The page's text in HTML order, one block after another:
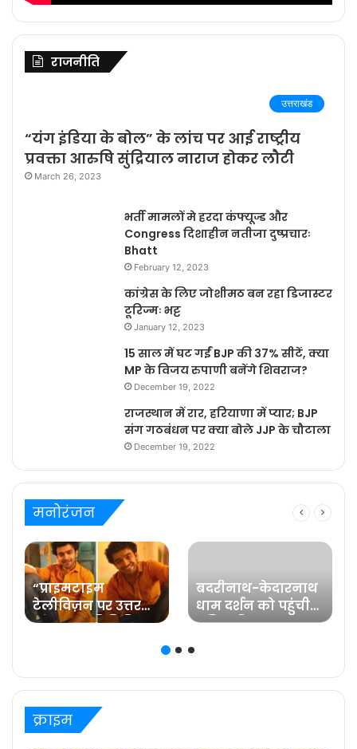
राजनीति
उत्तराखंड
“यंग इंडिया के बोल” के लांच पर आई राष्ट्रीय
प्रवक्ता आरुषि सुंद्रियाल नाराज होकर लौटी
March 26, 2023
भर्ती मामलों मे हरदा कंफ्यूज्ड और
Congress दिशाहीन नतीजा दुष्प्रचारः
Bhatt
February 12, 2023
कांग्रेस के लिए जोशीमठ बन रहा डिजास्टर
टूरिज्मः भट्ट
January 12, 2023
15 साल में घट गईं BJP की 37% सीटें, क्या
MP के विजय रुपाणी बनेंगे शिवराज?
December 19, 2022
राजस्थान में रार, हरियाणा में प्यार; BJP
संग गठबंधन पर क्या बोले JJP के चौटाला
December 19, 2022
मनोरंजन
“प्राइमटाइम
टेलीविज़न पर उत्तर
प्रदेश का प्रतिनिधित्व
प्रविष्ट मिश्रा, कलर्स के
‘बरेली के बच्चन’ में
बदरीनाथ-केदारनाथ
धाम दर्शन को पहुंची
प्रसिद्ध फिल्म
क्राइम